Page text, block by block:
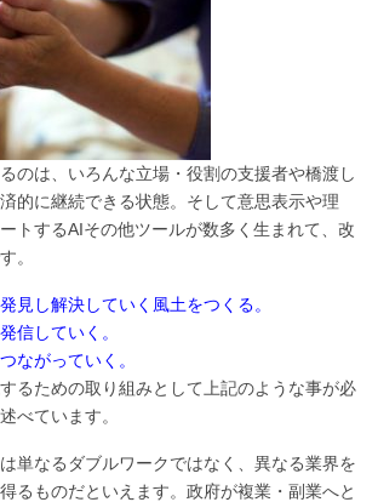
のは、いろんな立場・役割の支援者や橋渡し
的に継続できる状態。そして意思表示や理
トするAIその他ツールが数多く生まれて、改
。
見し解決していく風土をつくる。
信していく。
ながっていく。
るための取り組みとして上記のような事が必
べています。
単なるダブルワークではなく、異なる業界を
るものだといえます。政府が複業・副業へと